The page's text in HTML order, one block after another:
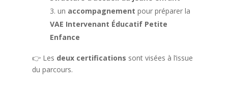
un accompagnement pour préparer la
VAE Intervenant Éducatif Petite
Enfance
👉 Les deux certifications sont visées à l’issue
du parcours.